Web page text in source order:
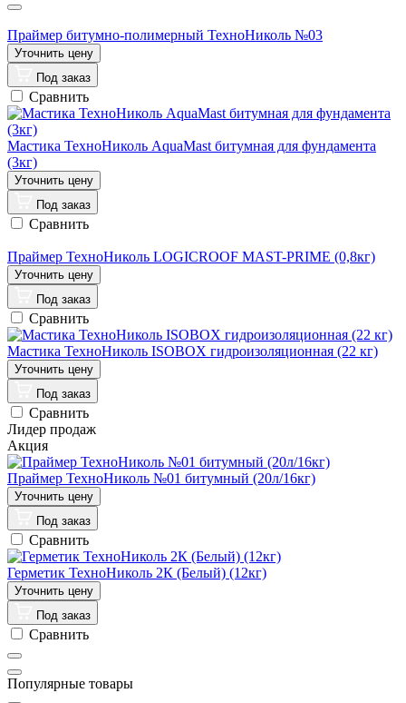
Праймер битумно-полимерный ТехноНиколь №03
Под заказ
Сравнить
Мастика ТехноНиколь AquaMast битумная для фундамента
(3кг)
Под заказ
Сравнить
Праймер ТехноНиколь LOGICROOF MAST-PRIME (0,8кг)
Под заказ
Сравнить
Мастика ТехноНиколь ISOBOX гидроизоляционная (22 кг)
Под заказ
Сравнить
Лидер продаж
Акция
Праймер ТехноНиколь №01 битумный (20л/16кг)
Под заказ
Сравнить
Герметик ТехноНиколь 2К (Белый) (12кг)
Под заказ
Сравнить
Популярные товары